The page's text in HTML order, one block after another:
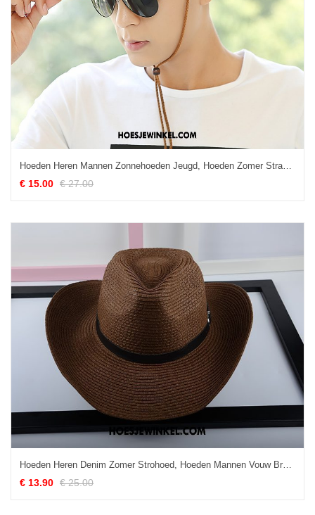
Hoeden Heren Mannen Zonnehoeden Jeugd, Hoeden Zomer Strand Beige
€ 15.00 € 27.00
Hoeden Heren Denim Zomer Strohoed, Hoeden Mannen Vouw Braun
€ 13.90 € 25.00